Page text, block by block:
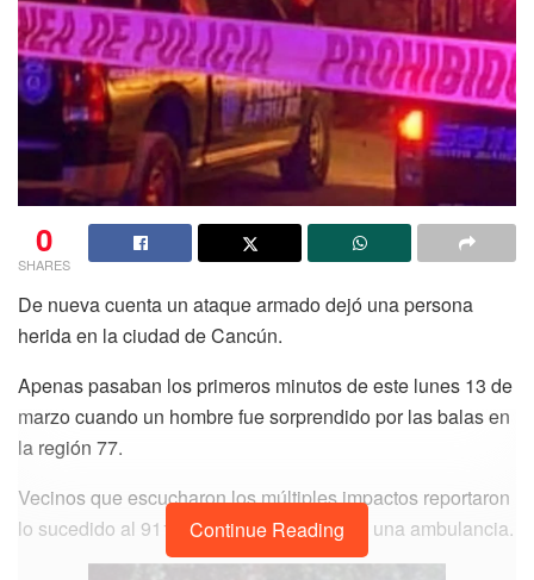
0
SHARES
De nueva cuenta un ataque armado dejó una persona
herida en la ciudad de Cancún.
Apenas pasaban los primeros minutos de este lunes 13 de
marzo cuando un hombre fue sorprendido por las balas en
la región 77.
Vecinos que escucharon los múltiples impactos reportaron
lo sucedido al 911 y pidieron el auxilio de una ambulancia.
Continue Reading